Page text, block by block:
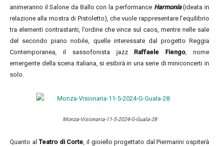
animeranno il Salone da Ballo con la performance Harmonía(ideata in
relazione alla mostra di Pistoletto), che vuole rappresentare l’equilibrio
tra elementi contrastanti, l’ordine che vince sul caos, mentre nelle sale
del secondo piano nobile, quelle interessate dal progetto Reggia
Contemporanea, il sassofonista jazz Raffaele Fiengo, nome
emergente della scena italiana, si esibirà in una serie di miniconcerti in
solo.
Monza-Visionaria-11-5-2024-G-Guala-28
Quanto alTeatro di Corte, il gioiello progettato dal Piermarini ospiterà